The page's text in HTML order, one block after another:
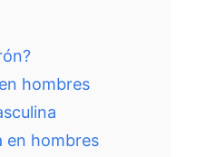
hombres
en hombres